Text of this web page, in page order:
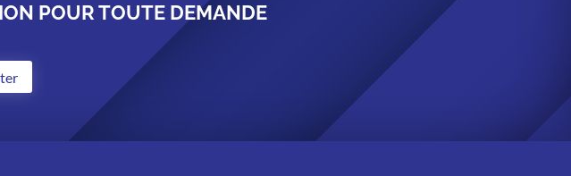
POUR TOUTE DEMANDE